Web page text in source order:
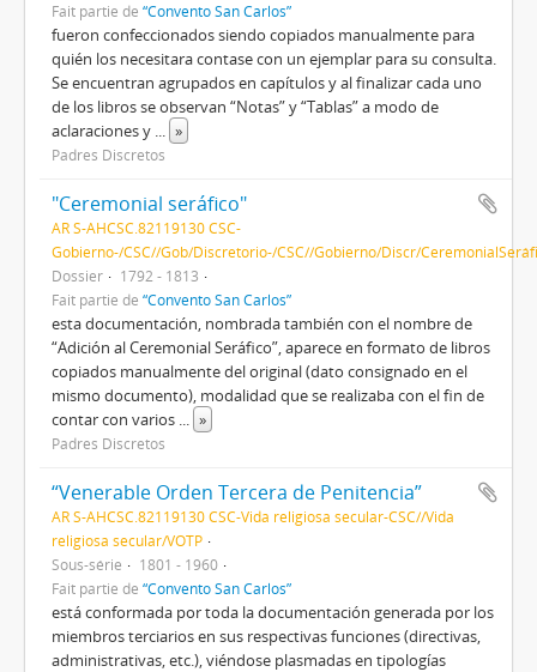
Fait partie de “Convento San Carlos”
fueron confeccionados siendo copiados manualmente para
quién los necesitara contase con un ejemplar para su consulta.
Se encuentran agrupados en capítulos y al finalizar cada uno
de los libros se observan “Notas” y “Tablas” a modo de
aclaraciones y ... »
Padres Discretos
"Ceremonial seráfico"
AR S-AHCSC.82119130 CSC-
Gobierno-/CSC//Gob/Discretorio-/CSC//Gobierno/Discr/
Dossier
1792 - 1813
Fait partie de “Convento San Carlos”
esta documentación, nombrada también con el nombre de
“Adición al Ceremonial Seráfico”, aparece en formato de libros
copiados manualmente del original (dato consignado en el
mismo documento), modalidad que se realizaba con el fin de
contar con varios ... »
Padres Discretos
“Venerable Orden Tercera de Penitencia”
AR S-AHCSC.82119130 CSC-Vida religiosa secular-CSC//Vida
religiosa secular/VOTP
Sous-série
1801 - 1960
Fait partie de “Convento San Carlos”
está conformada por toda la documentación generada por los
miembros terciarios en sus respectivas funciones (directivas,
administrativas, etc.), viéndose plasmadas en tipologías